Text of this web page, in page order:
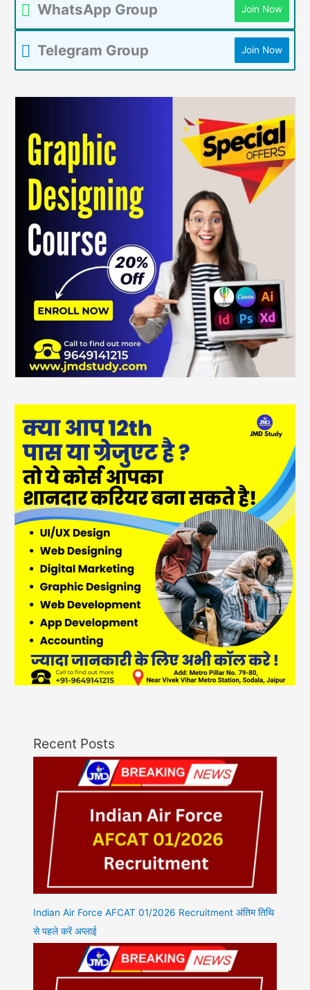
WhatsApp Group Join Now
Telegram Group Join Now
Recent Posts
Indian Air Force AFCAT 01/2026 Recruitment अंतिम तिथि
से पहले करें अप्लाई